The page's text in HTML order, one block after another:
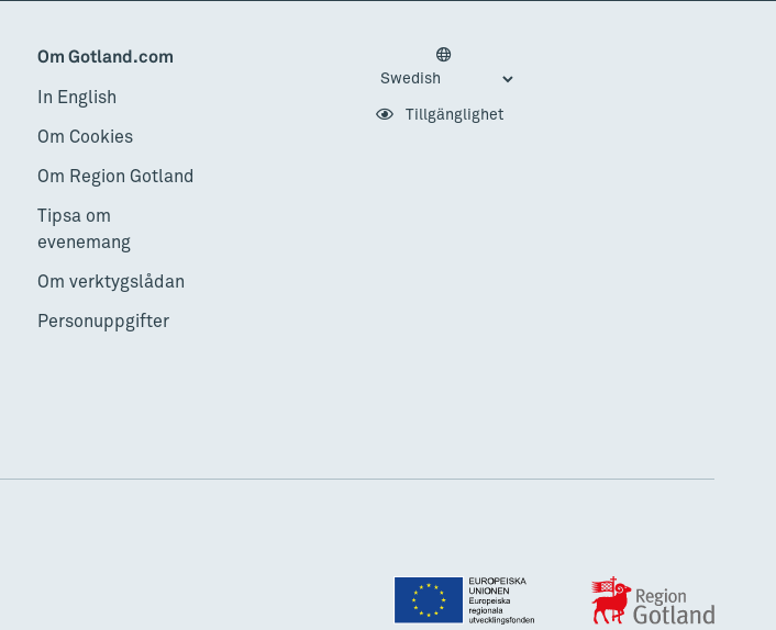
Om Gotland.com
In English
Om Cookies
Om Region Gotland
Tipsa om
evenemang
Om verktygslådan
Personuppgifter
Tillgänglighet